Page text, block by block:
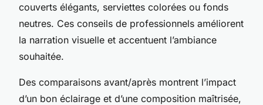
couverts élégants, serviettes colorées ou fonds
neutres. Ces conseils de professionnels améliorent
la narration visuelle et accentuent l’ambiance
souhaitée.
Des comparaisons avant/après montrent l’impact
d’un bon éclairage et d’une composition maîtrisée,